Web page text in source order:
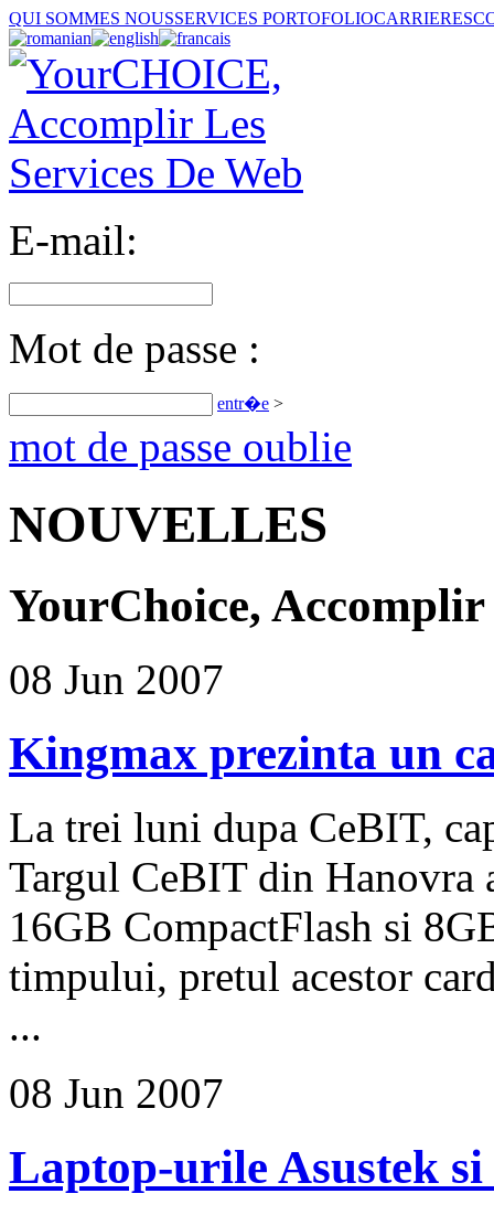
QUI SOMMES NOUSSERVICES PORTOFOLIOCARRIERES
E-mail:
Mot de passe :
entr�e >
mot de passe oublie
NOUVELLES
YourChoice, Accomplir
08 Jun 2007
Kingmax prezinta un
La trei luni dupa CeBIT,
Targul CeBIT din Hanovra
16GB CompactFlash si
timpului, pretul acestor
...
08 Jun 2007
Laptop-urile Asustek